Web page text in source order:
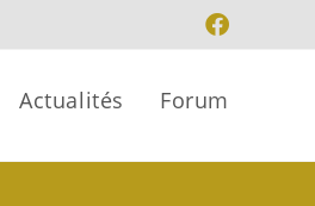
Actualités Forum